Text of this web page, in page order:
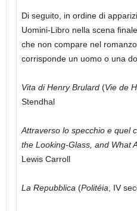
Di seguito, in ordine di
Uomini-Libro nella scena
che non compare nel
corrisponde un uomo o una
Vita di Henry Brulard (Vie de
Stendhal
Attraverso lo specchio e quel
the Looking-Glass, and What
Lewis Carroll
La Repubblica (Politéia , IV